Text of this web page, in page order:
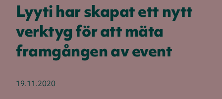
Lyyti har skapat ett nytt
verktyg för att mäta
framgången av event
19.11.2020